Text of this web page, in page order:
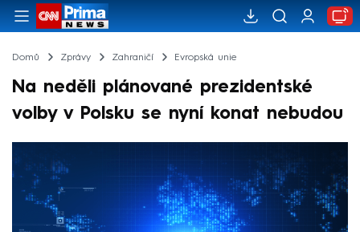
Domů Zprávy Zahraničí Evropská unie
Na neděli plánované prezidentské
volby v Polsku se nyní konat nebudou